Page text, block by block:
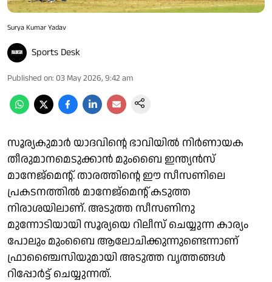
Surya Kumar Yadav
Sports Desk
Published on: 03 May 2026, 9:42 am
സൂര്യകുമാർ യാദവിന്റെ ഭാവിയിൽ നിർണായക
തീരുമാനമെടുക്കാൻ മുംബൈ ഇന്ത്യൻസ്
മാനേജ്‌മെന്റ്. താരത്തിന്റെ ഈ സീസണിലെ
പ്രകടനത്തിൽ മാനേജ്‌മെന്റ് കടുത്ത
നിരാശയിലാണ്. അടുത്ത സീസണിനു
മുന്നോടിയായി സൂര്യയെ റിലീസ് ചെയ്യുന്ന കാര്യം
പോലും മുംബൈ ആലോചിക്കുന്നുണ്ടെന്നാണ്
ഫ്രാഞ്ചൈസിയുമായി അടുത്ത വൃത്തങ്ങൾ
റിപ്പോർട്ട് ചെയ്യുന്നത്.